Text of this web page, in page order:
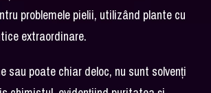
problemele pielii, utilizând plante cu
extraordinare.
sau poate chiar deloc, nu sunt solvenți